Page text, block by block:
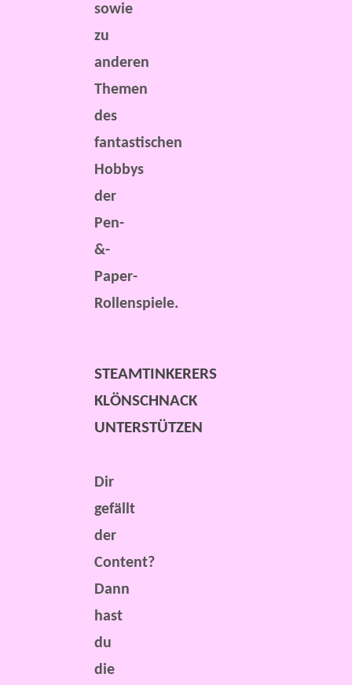
sowie
zu
anderen
Themen
des
fantastischen
Hobbys
der
Pen-
&-
Paper-
Rollenspiele.
STEAMTINKERERS
KLÖNSCHNACK
UNTERSTÜTZEN
Dir
gefällt
der
Content?
Dann
hast
du
die